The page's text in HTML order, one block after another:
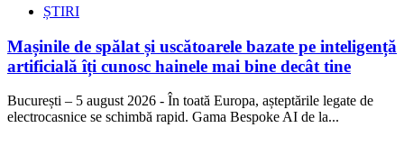
ȘTIRI
Mașinile de spălat și uscătoarele bazate pe inteligență
artificială îți cunosc hainele mai bine decât tine
București – 5 august 2026 - În toată Europa, așteptările legate de
electrocasnice se schimbă rapid. Gama Bespoke AI de la...